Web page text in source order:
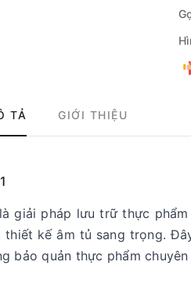
TẢ GIỚI THIỆU
giải pháp lưu trữ thực
kế âm tủ sang trọng.
bảo quản thực phẩm chuyên